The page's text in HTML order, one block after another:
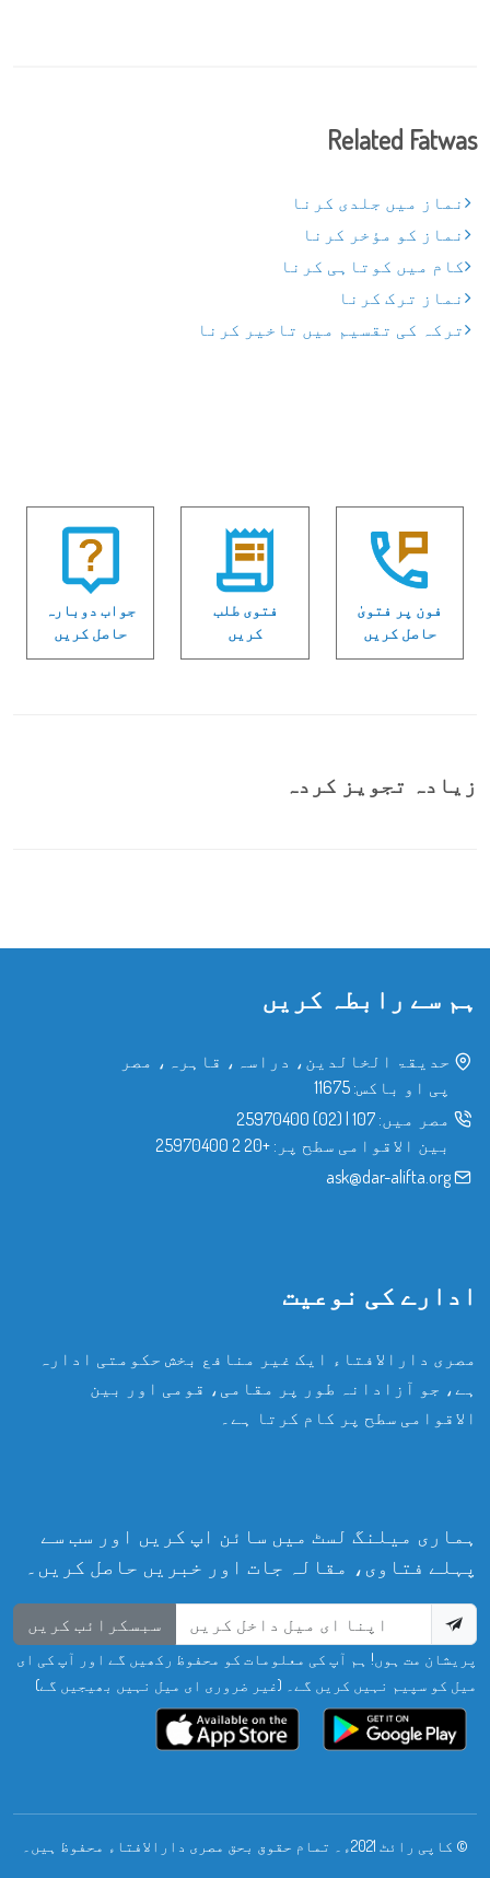
Related Fatwas
نماز میں جلدی کرنا
نماز کو مؤخر کرنا
کام میں کوتاہی کرنا
نماز ترک کرنا
ترکہ کی تقسیم میں تاخیر کرنا
فون پر فتویٰ
حاصل کریں
فتوی طلب
کریں
جواب دوبارہ
حاصل کریں
زیادہ تجویز کردہ
ہم سے رابطہ کریں
حدیقۃ الخالدین، دراسہ، قاہرہ، مصر
پی او باکس: 11675
مصر میں: 107
|
(02) 25970400
بین الاقوامی سطح پر: +20 2 25970400
ask@dar-alifta.org
ادارے کی نوعیت
مصری دارالافتاء ایک غیر منافع بخش حکومتی ادارہ
ہے، جو آزادانہ طور پر مقامی، قومی اور بین
الاقوامی سطح پر کام کرتا ہے۔
ہماری میلنگ لسٹ میں سائن اپ کریں اور سب سے
پہلے فتاوی، مقالہ جات اور خبریں حاصل کریں۔
سبسکرائب کریں
پریشان مت ہوں! ہم آپ کی معلومات کو محفوظ رکھیں گے اور آپ کی ای
میل کو سپیم نہیں کریں گے۔ (غیر ضروری ای میل نہیں بھیجیں گے)
© کاپی رائٹ 2021ء۔ تمام حقوق بحق مصری دارالافتاء محفوظ ہیں۔